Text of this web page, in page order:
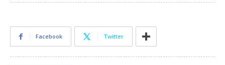
Facebook Twitter